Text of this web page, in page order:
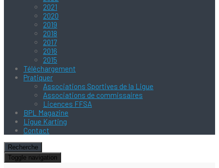
2021
2020
2019
2018
2017
2016
2015
Téléchargement
Pratiquer
Associations Sportives de la Ligue
Associations de commissaires
Licences FFSA
BPL Magazine
Ligue Karting
Contact
Recherche
Toggle navigation